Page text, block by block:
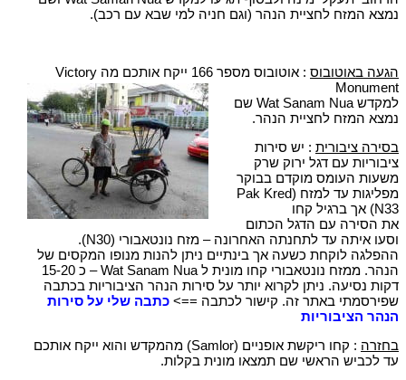
נמצא המזח לחציית הנהר (וגם חניה למי שבא עם רכב).
הגעה באוטובוס
: אוטובוס מספר 166 ייקח אותכם מה Victory
Monument
למקדש Wat Sanam Nua שם
נמצא המזח לחציית הנהר.
בסירה ציבורית : יש סירות
ציבוריות עם דגל ירוק שרק
משעות העומס מוקדם בבוקר
מפליגות עד למזח (Pak Kred
(N33 אך ברגיל קחו
את הסירה עם הדגל הכתום
וסעו איתה עד לתחנתה האחרונה – מזח נונטאבורי (N30).
ההפלגה לוקחת כשעה אך בינתיים ניתן להנות מנופו המקסים של
הנהר. ממזח נונטאבורי קחו מונית ל Wat Sanam Nua – כ 15-20
דקות נסיעה. ניתן לקרוא יותר על סירות הנהר הציבוריות בכתבה
שפירסמתי באתר זה. קישור לכתבה ==> כתבה שלי על סירות
הנהר הציבוריות
בחזרה
: קחו ריקשת אופניים (Samlor) מהמקדש והוא ייקח אותכם
עד לכביש הראשי שם תמצאו מונית בקלות.